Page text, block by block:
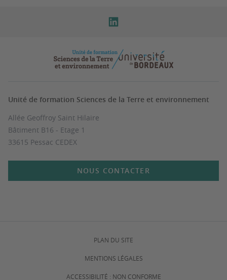
Unité de formation Sciences de la Terre et environnement
Allée Geoffroy Saint Hilaire
Bâtiment B16 - Etage 1
33615 Pessac CEDEX
NOUS CONTACTER
PLAN DU SITE
MENTIONS LÉGALES
ACCESSIBILITÉ : NON CONFORME